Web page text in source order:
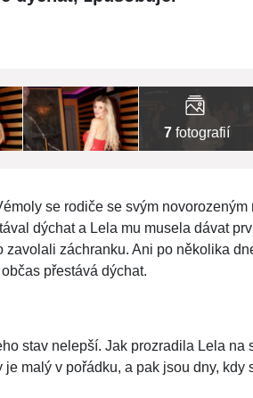
7fotografií
se rodiče se svým
dýchat a Lela mu musela dávat
zavolali záchranku. Ani po několika
přestává dýchat.
stav nelepší. Jak prozradila Lela na
malý v pořádku, a pak jsou dny, kdy